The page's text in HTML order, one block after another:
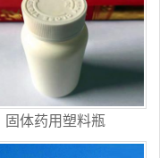
固体药用塑料瓶